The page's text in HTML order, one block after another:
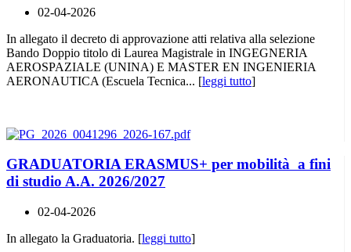
02-04-2026
In allegato il decreto di approvazione atti relativa alla selezione
Bando Doppio titolo di Laurea Magistrale in INGEGNERIA
AEROSPAZIALE (UNINA) E MASTER EN INGENIERIA
AERONAUTICA (Escuela Tecnica... [leggi tutto]
GRADUATORIA ERASMUS+ per mobilità a fini
di studio A.A. 2026/2027
02-04-2026
In allegato la Graduatoria. [leggi tutto]